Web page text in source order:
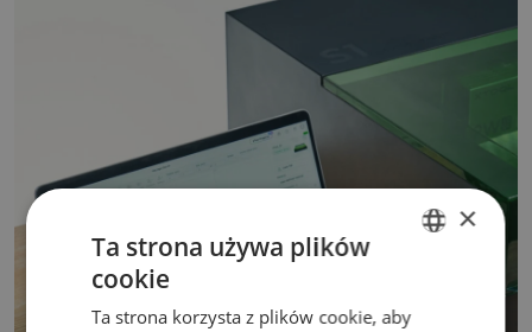
POLISH
×
Ta strona używa plików
cookie
Ta strona korzysta z plików cookie, aby